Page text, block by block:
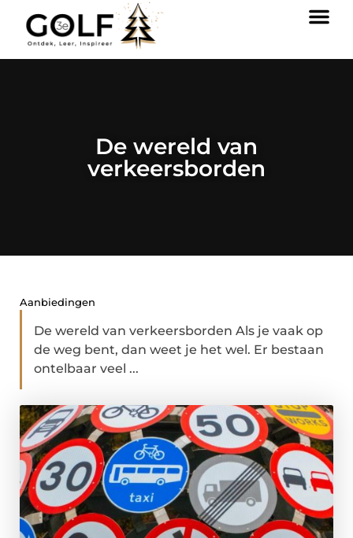
De wereld van
verkeersborden
Aanbiedingen
De wereld van verkeersborden Als je vaak op
de weg bent, dan weet je het wel. Er bestaan
ontelbaar veel ...